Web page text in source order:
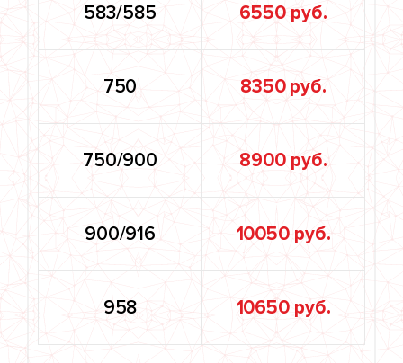
583/585 6550 руб.
750 8350 руб.
750/900 8900 руб.
900/916 10050 руб.
958 10650 руб.